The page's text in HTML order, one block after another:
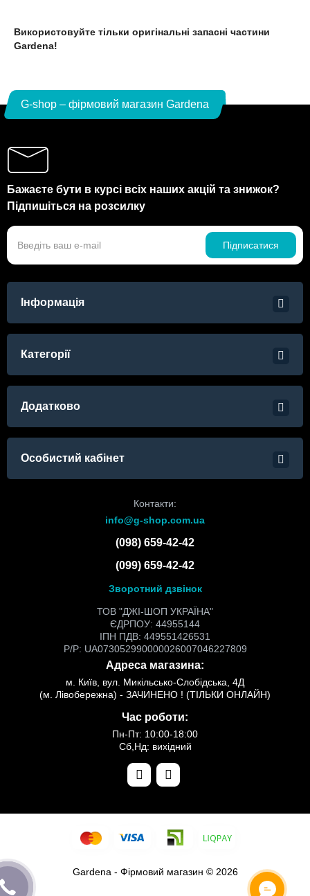
Використовуйте тільки оригінальні запасні частини
Gardena!
G-shop – фірмовий магазин Gardena
Бажаєте бути в курсі всіх наших акцій та знижок?
Підпишіться на розсилку
Підписатися
Інформація
Категорії
Додатково
Особистий кабінет
Контакти:
info@g-shop.com.ua
(098) 659-42-42
(099) 659-42-42
Зворотний дзвінок
ТОВ "ДЖІ-ШОП УКРАЇНА"
ЄДРПОУ: 44955144
ІПН ПДВ: 449551426531
Р/Р: UA073052990000026007046227809
Адреса магазина:
м. Київ, вул. Микільсько-Слобідська, 4Д
(м. Лівобережна) - ЗАЧИНЕНО ! (ТІЛЬКИ ОНЛАЙН)
Час роботи:
Пн-Пт: 10:00-18:00
Сб,Нд: вихідний
Gardena - Фірмовий магазин © 2026